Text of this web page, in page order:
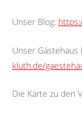
Unser Blog:
Unser Gästehaus
kluth.de/
Die Karte zu den